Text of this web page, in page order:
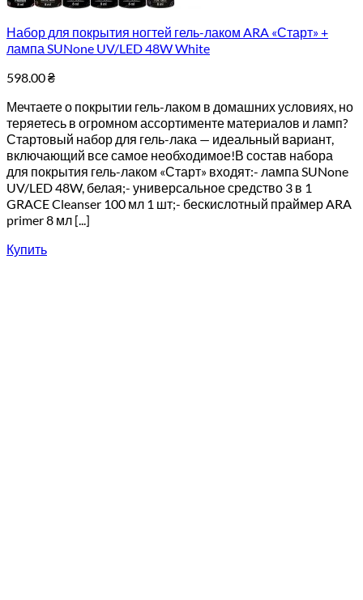
Набор для покрытия ногтей гель-лаком ARA «Старт» +
лампа SUNone UV/LED 48W White
598.00₴
Мечтаете о покрытии гель-лаком в домашних условиях, но
теряетесь в огромном ассортименте материалов и ламп?
Стартовый набор для гель-лака — идеальный вариант,
включающий все самое необходимое!В состав набора
для покрытия гель-лаком «Старт» входят:- лампа SUNone
UV/LED 48W, белая;- универсальное средство 3 в 1
GRACE Cleanser 100 мл 1 шт;- бескислотный праймер ARA
primer 8 мл [...]
Купить